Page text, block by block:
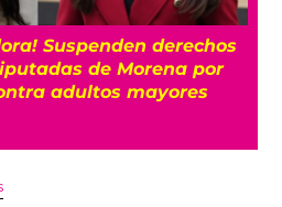
Suspenden derechos
de Morena por
adultos mayores